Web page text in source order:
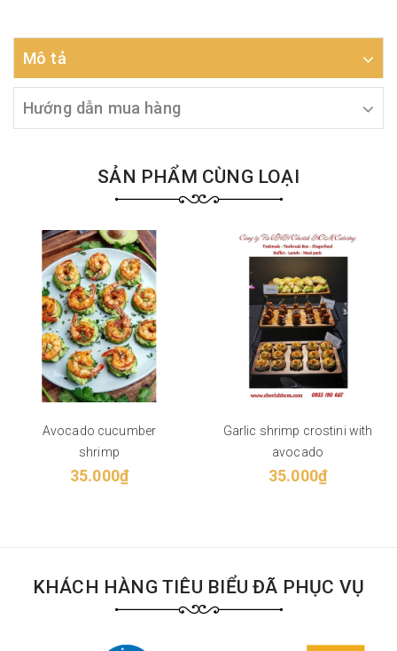
Mô tả
Hướng dẫn mua hàng
SẢN PHẨM CÙNG LOẠI
Avocado cucumber
shrimp
35.000₫
Garlic shrimp crostini with
avocado
35.000₫
KHÁCH HÀNG TIÊU BIỂU ĐÃ PHỤC VỤ